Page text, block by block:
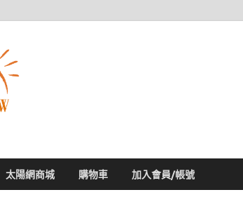
太陽網商城 購物車 加入會員/帳號